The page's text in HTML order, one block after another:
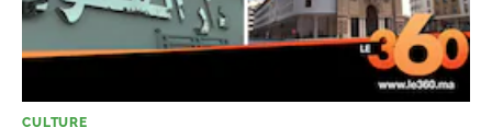
CULTURE